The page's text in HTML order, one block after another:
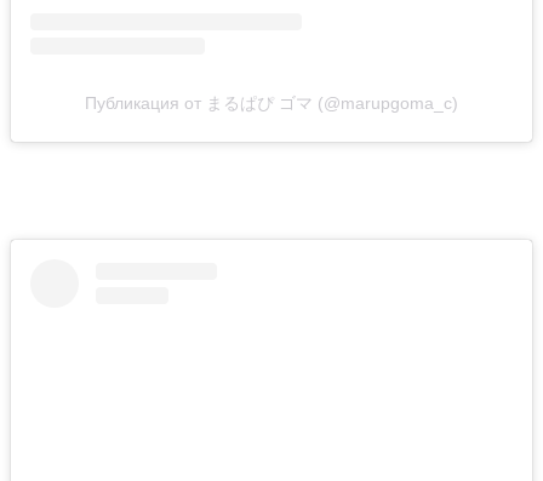
Публикация от まるぱぴ ゴマ (@marupgoma_c)